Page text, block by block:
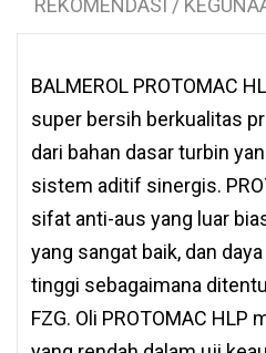
REKOMENDASI /
BALMEROL PROTOMAC
super bersih berkualitas
dari bahan dasar turbin
sistem aditif sinergis.
sifat anti-aus yang luar
yang sangat baik, dan
tinggi sebagaimana
FZG. Oli PROTOMAC